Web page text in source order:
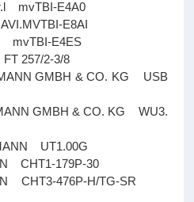
S.r.l mvTBI-E4A0
E8AI
Srl mvTBI-E4ES
FT 257/2-3/8
GMBH & CO. KG USB
GMBH & CO. KG WU3.
UT1.00G
CHT1-179P-30
CHT3-476P-H/TG-SR